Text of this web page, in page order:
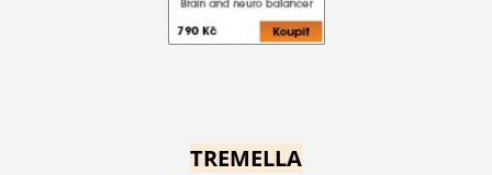
TREMELLA